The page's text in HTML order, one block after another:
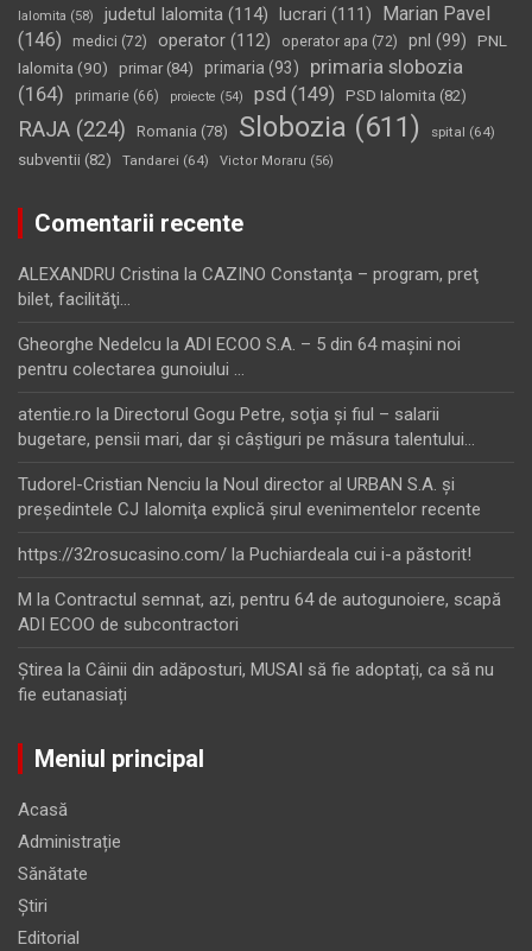
Ialomita (58) judetul Ialomita (114) lucrari (111)
Marian Pavel
(146)
medici (72) operator (112) operator apa (72) pnl (99)
PNL
Ialomita (90) primar(84) primaria (93)
primaria slobozia
(164)
primarie (66) proiecte (54) psd (149) PSD Ialomita (82)
RAJA (224) Romania (78) Slobozia (611) spital (64)
subventii (82) Tandarei (64) Victor Moraru (56)
Comentarii recente
ALEXANDRU Cristina la CAZINO Constanţa – program, preţ
bilet, facilităţi…
Gheorghe Nedelcu la ADI ECOO S.A. – 5 din 64 maşini noi
pentru colectarea gunoiului …
atentie.ro la Directorul Gogu Petre, soţia şi fiul – salarii
bugetare, pensii mari, dar şi câştiguri pe măsura talentului…
Tudorel-Cristian Nenciu la Noul director al URBAN S.A. şi
preşedintele CJ Ialomiţa explică şirul evenimentelor recente
https://32rosucasino.com/ la Puchiardeala cui i-a păstorit!
M la Contractul semnat, azi, pentru 64 de autogunoiere, scapă
ADI ECOO de subcontractori
Ştirea la Câinii din adăposturi, MUSAI să fie adoptați, ca să nu
fie eutanasiați
Meniul principal
Acasă
Administrație
Sănătate
Știri
Editorial